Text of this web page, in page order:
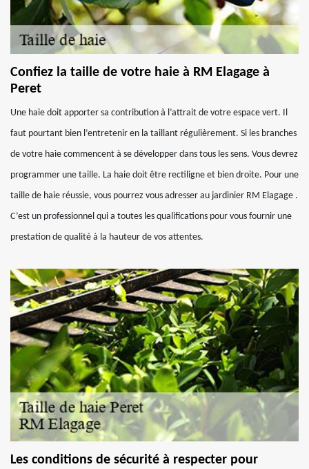
Confiez la taille de votre haie à RM Elagage à
Peret
Une haie doit apporter sa contribution à l’attrait de votre espace vert. Il
faut pourtant bien l’entretenir en la taillant régulièrement. Si les branches
de votre haie commencent à se développer dans tous les sens. Vous devrez
programmer une taille. La haie doit être rectiligne et bien droite. Pour une
taille de haie réussie, vous pourrez vous adresser au jardinier RM Elagage .
C’est un professionnel qui a toutes les qualifications pour vous fournir une
prestation de qualité à la hauteur de vos attentes.
Les conditions de sécurité à respecter pour